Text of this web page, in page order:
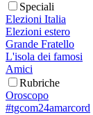
Speciali
Elezioni Italia
Elezioni estero
Grande Fratello
L'isola dei famosi
Amici
Rubriche
Oroscopo
#tgcom24amarcord